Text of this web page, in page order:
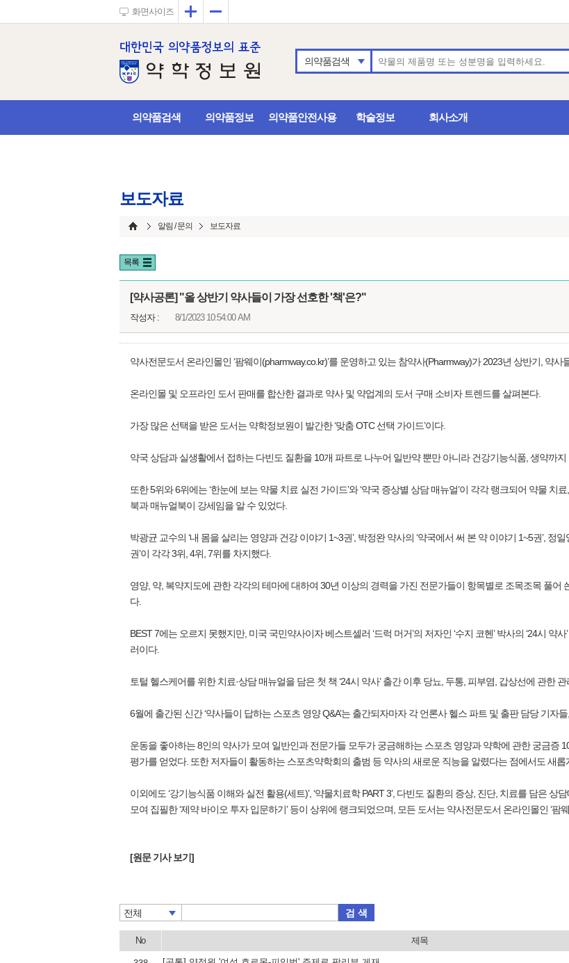
화면사이즈 확대
의약품검색
의약품검색 의약품정보 의약품안전사용 학술정보 회사소개
보도자료
알림 / 문의 보도자료
목록
[약사공론] "올 상반기 약사들이 가장 선호한 '책'은?"
작성자 : 8/1/2023 10:54:00 AM
약사전문도서 온라인몰인 ‘팜웨이(pharmway.co.kr)’를 운영하고 있는 참약사(Pharmway)가 2023년 상반기, 약
온라인몰 및 오프라인 도서 판매를 합산한 결과로 약사 및 약업계의 도서 구매 소비자 트렌드를 살펴본다.
가장 많은 선택을 받은 도서는 약학정보원이 발간한 ‘맞춤 OTC 선택 가이드’이다.
약국 상담과 실생활에서 접하는 다빈도 질환을 10개 파트로 나누어 일반약 뿐만 아니라 건강기능식품, 생약까지
또한 5위와 6위에는 ‘한눈에 보는 약물 치료 실전 가이드’와 ‘약국 증상별 상담 매뉴얼’이 각각 랭크되어 약물
북과 매뉴얼북이 강세임을 알 수 있었다.
박광균 교수의 ‘내 몸을 살리는 영양과 건강 이야기 1~3권’, 박정완 약사의 ‘약국에서 써 본 약 이야기 1~5권’, 정
권’이 각각 3위, 4위, 7위를 차지했다.
영양, 약, 복약지도에 관한 각각의 테마에 대하여 30년 이상의 경력을 가진 전문가들이 항목별로 조목조목 풀어
다.
BEST 7에는 오르지 못했지만, 미국 국민약사이자 베스트셀러 ‘드럭 머거’의 저자인 ‘수지 코헨’ 박사의 ‘24시
러이다.
토털 헬스케어를 위한 치료·상담 매뉴얼을 담은 첫 책 ‘24시 약사’ 출간 이후 당뇨, 두통, 피부염, 갑상선에 관한
6월에 출간된 신간 ‘약사들이 답하는 스포츠 영양 Q&A’는 출간되자마자 각 언론사 헬스 파트 및 출판 담당 기자
운동을 좋아하는 8인의 약사가 모여 일반인과 전문가들 모두가 궁금해하는 스포츠 영양과 약학에 관한 궁금증
평가를 얻었다. 또한 저자들이 활동하는 스포츠약학회의 출범 등 약사의 새로운 직능을 알렸다는 점에서도 새롭
이외에도 ‘강기능식품 이해와 실전 활용(세트)’, ‘약물치료학 PART 3’, 다빈도 질환의 증상, 진단, 치료를 담은 상
모여 집필한 ‘제약 바이오 투자 입문하기’ 등이 상위에 랭크되었으며, 모든 도서는 약사전문도서 온라인몰인 ‘팜
[원문 기사 보기]
전체 검 색
No 제목